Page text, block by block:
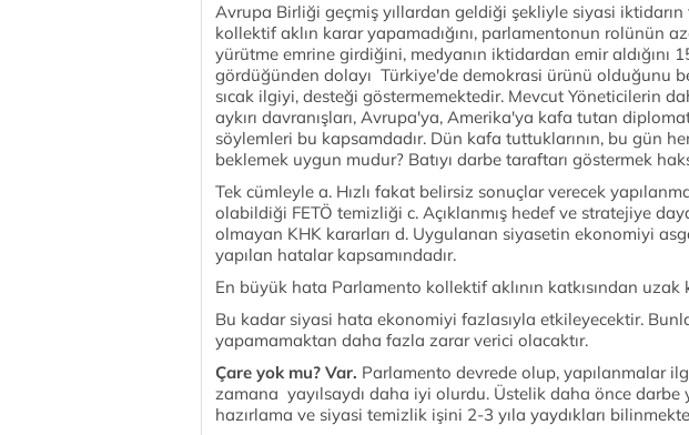
Avrupa Birliği geçmiş yıllardan geldiği şekliyle siyasi iktidarın
kollektif aklın karar yapamadığını, parlamentonun rolünün
yürütme emrine girdiğini, medyanın iktidardan emir aldığını
gördüğünden dolayı Türkiye'de demokrasi ürünü olduğunu
sıcak ilgiyi, desteği göstermemektedir. Mevcut Yöneticilerin
aykırı davranışları, Avrupa'ya, Amerika'ya kafa tutan
söylemleri bu kapsamdadır. Dün kafa tuttuklarının, bu gün
beklemek uygun mudur? Batıyı darbe taraftarı göstermek
Tek cümleyle a. Hızlı fakat belirsiz sonuçlar verecek
olabildiği FETÖ temizliği c. Açıklanmış hedef ve stratejiye
olmayan KHK kararları d. Uygulanan siyasetin ekonomiyi
yapılan hatalar kapsamındadır.
En büyük hata Parlamento kollektif aklının katkısından uzak
Bu kadar siyasi hata ekonomiyi fazlasıyla etkileyecektir.
yapamamaktan daha fazla zarar verici olacaktır.
Çare yok mu? Var. Parlamento devrede olup, yapılanmalar
zamana yayılsaydı daha iyi olurdu. Üstelik daha önce darbe
hazırlama ve siyasi temizlik işini 2-3 yıla yaydıkları